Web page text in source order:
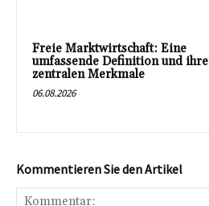
Freie Marktwirtschaft: Eine
umfassende Definition und ihre
zentralen Merkmale
06.08.2026
Kommentieren Sie den Artikel